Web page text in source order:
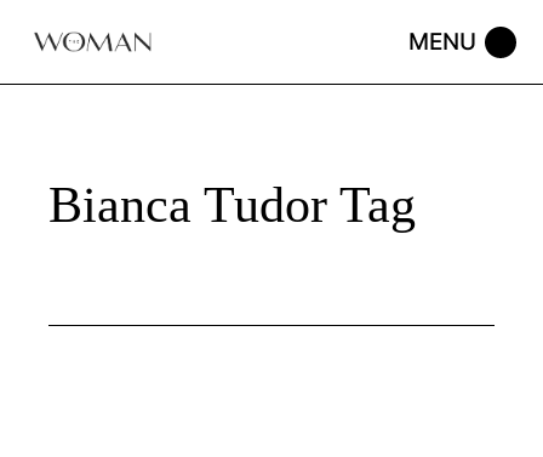
Bianca Tudor Tag